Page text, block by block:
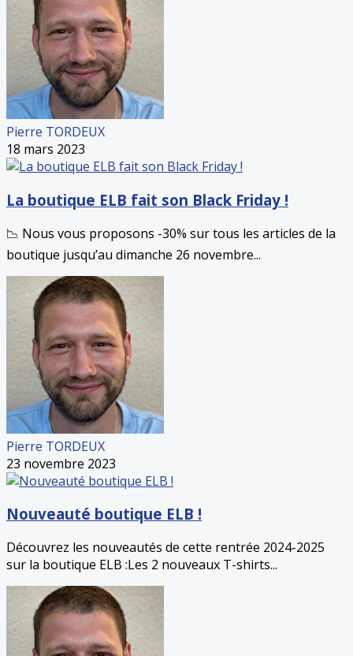
Pierre TORDEUX
18 mars 2023
La boutique ELB fait son Black Friday !
📉 Nous vous proposons -30% sur tous les articles de la
boutique jusqu’au dimanche 26 novembre...
Pierre TORDEUX
23 novembre 2023
Nouveauté boutique ELB !
Découvrez les nouveautés de cette rentrée 2024-2025
sur la boutique ELB :Les 2 nouveaux T-shirts...